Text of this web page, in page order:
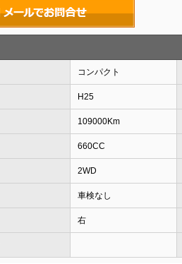
コンパクト
H25
109000Km
660CC
2WD
車検なし
右